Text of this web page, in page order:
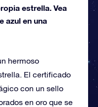
estrella. Vea
azul en una
hermoso
El certificado
con un sello
en oro que se